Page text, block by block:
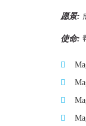
愿景:
使命: